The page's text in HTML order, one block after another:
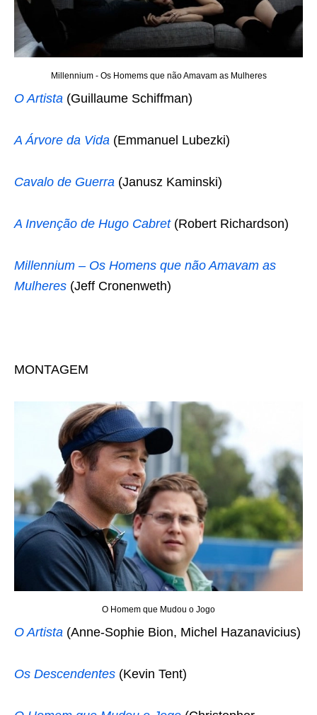
Millennium - Os Homems que não Amavam as Mulheres
O Artista (Guillaume Schiffman)
A Árvore da Vida (Emmanuel Lubezki)
Cavalo de Guerra (Janusz Kaminski)
A Invenção de Hugo Cabret(Robert Richardson)
Millennium – Os Homens que não Amavam as
Mulheres (Jeff Cronenweth)
MONTAGEM
O Homem que Mudou o Jogo
O Artista (Anne-Sophie Bion, Michel Hazanavicius)
Os Descendentes (Kevin Tent)